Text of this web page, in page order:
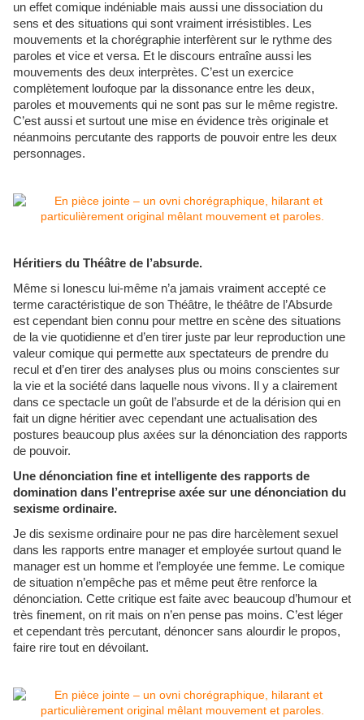
un effet comique indéniable mais aussi une dissociation du
sens et des situations qui sont vraiment irrésistibles. Les
mouvements et la chorégraphie interfèrent sur le rythme des
paroles et vice et versa. Et le discours entraîne aussi les
mouvements des deux interprètes. C’est un exercice
complètement loufoque par la dissonance entre les deux,
paroles et mouvements qui ne sont pas sur le même registre.
C’est aussi et surtout une mise en évidence très originale et
néanmoins percutante des rapports de pouvoir entre les deux
personnages.
Héritiers du Théâtre de l’absurde.
Même si Ionescu lui-même n’a jamais vraiment accepté ce
terme caractéristique de son Théâtre, le théâtre de l’Absurde
est cependant bien connu pour mettre en scène des situations
de la vie quotidienne et d’en tirer juste par leur reproduction une
valeur comique qui permette aux spectateurs de prendre du
recul et d’en tirer des analyses plus ou moins conscientes sur
la vie et la société dans laquelle nous vivons. Il y a clairement
dans ce spectacle un goût de l’absurde et de la dérision qui en
fait un digne héritier avec cependant une actualisation des
postures beaucoup plus axées sur la dénonciation des rapports
de pouvoir.
Une dénonciation fine et intelligente des rapports de
domination dans l’entreprise axée sur une dénonciation du
sexisme ordinaire.
Je dis sexisme ordinaire pour ne pas dire harcèlement sexuel
dans les rapports entre manager et employée surtout quand le
manager est un homme et l’employée une femme. Le comique
de situation n’empêche pas et même peut être renforce la
dénonciation. Cette critique est faite avec beaucoup d’humour et
très finement, on rit mais on n’en pense pas moins. C’est léger
et cependant très percutant, dénoncer sans alourdir le propos,
faire rire tout en dévoilant.